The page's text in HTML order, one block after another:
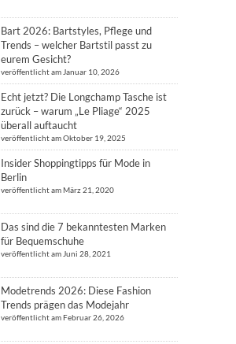
Bart 2026: Bartstyles, Pflege und
Trends – welcher Bartstil passt zu
eurem Gesicht?
veröffentlicht am Januar 10, 2026
Echt jetzt? Die Longchamp Tasche ist
zurück – warum „Le Pliage“ 2025
überall auftaucht
veröffentlicht am Oktober 19, 2025
Insider Shoppingtipps für Mode in
Berlin
veröffentlicht am März 21, 2020
Das sind die 7 bekanntesten Marken
für Bequemschuhe
veröffentlicht am Juni 28, 2021
Modetrends 2026: Diese Fashion
Trends prägen das Modejahr
veröffentlicht am Februar 26, 2026